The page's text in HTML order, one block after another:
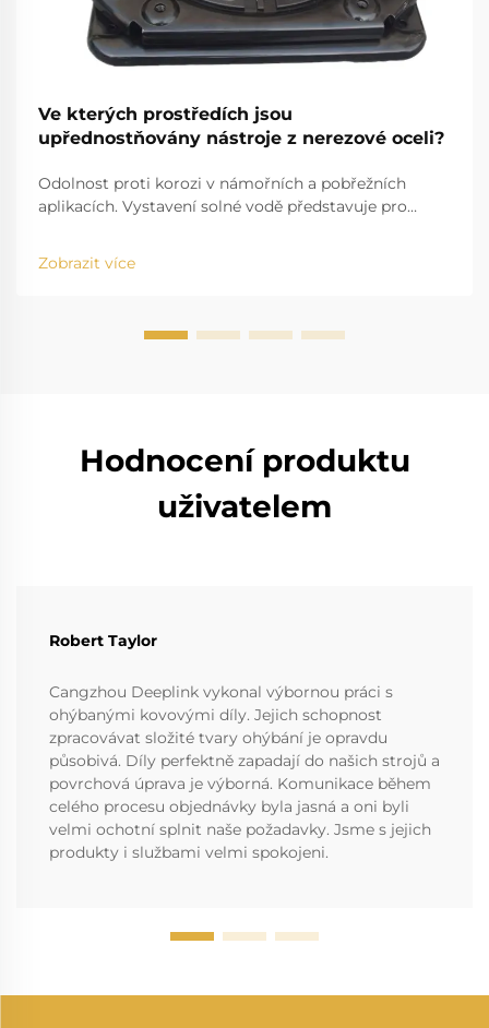
Ve kterých prostředích jsou
upřednostňovány nástroje z nerezové oceli?
Odolnost proti korozi v námořních a pobřežních
aplikacích. Vystavení solné vodě představuje pro
problém solné vody, která se zabodává do běžných
nástrojů a způsobuje jejich poškození, je dobře známý.
Zobrazit více
Hodnocení produktu
uživatelem
Robert Taylor
Cangzhou Deeplink vykonal výbornou práci s
ohýbanými kovovými díly. Jejich schopnost
zpracovávat složité tvary ohýbání je opravdu
působivá. Díly perfektně zapadají do našich strojů a
povrchová úprava je výborná. Komunikace během
celého procesu objednávky byla jasná a oni byli
velmi ochotní splnit naše požadavky. Jsme s jejich
produkty i službami velmi spokojeni.